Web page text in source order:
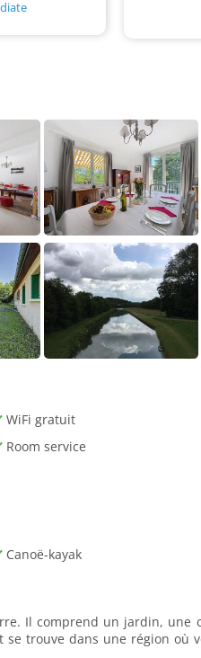
WiFi gratuit
Room service
Canoë-kayak
Il comprend un jardin,
trouve dans une région où